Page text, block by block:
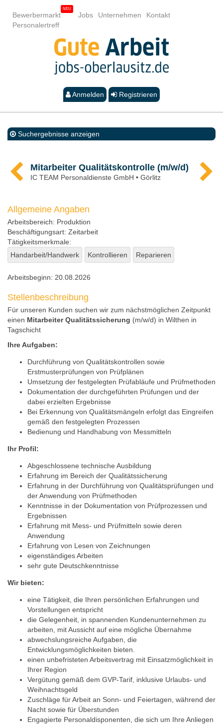
Bewerbermarkt Jobs Unternehmen
Kontakt
Personalertreff
Anmelden Registrieren
Suchergebnisse anzeigen
Mitarbeiter Qualitätskontrolle (m/w/d)
IC TEAM Personaldienste GmbH • Görlitz
Allgemeine Angaben
Arbeitsbereich: Produktion
Beschäftigungsart: Zeitarbeit
Tätigkeitsmerkmale:
Handarbeit/Handwerk
Kontrollieren Reparieren
Arbeitsbeginn: 20.08.2026
Stellenbeschreibung
Für unseren Kunden suchen wir zum nächstmöglichen Zeitpunkt
einen Mitarbeiter Qualitätssicherung (m/w/d) in Wilthen in
Tagschicht
Ihre Aufgaben:
Durchführung von Qualitätskontrollen sowie
Erstmusterprüfungen von Prüfplänen
Umsetzung der festgelegten Prüfabläufe und Prüfmethoden
Dokumentation der durchgeführten Prüfungen und der
dabei erzielten Ergebnisse
Bei Erkennung von Qualitätsmängeln erfolgt das Eingreifen
gemäß den festgelegten Prozessen
Bedienung und Handhabung von Messmitteln
Ihr Profil:
Abgeschlossene technische Ausbildung
Erfahrung im Bereich der Qualitätssicherung
Erfahrung in der Durchführung von Qualitätsprüfungen und
der Anwendung von Prüfmethoden
Kenntnisse in der Dokumentation von Prüfprozessen und
Ergebnissen
Erfahrung mit Mess- und Prüfmitteln sowie deren
Anwendung
Erfahrung von Lesen von Zeichnungen
eigenständiges Arbeiten
sehr gute Deutschkenntnisse
Wir bieten:
eine Tätigkeit, die Ihren persönlichen Erfahrungen und
Vorstellungen entspricht
die Gelegenheit, in spannenden Kundenunternehmen zu
arbeiten, mit Aussicht auf eine mögliche Übernahme
abwechslungsreiche Aufgaben, die
Entwicklungsmöglichkeiten bieten.
einen unbefristeten Arbeitsvertrag mit Einsatzmöglichkeit in
Ihrer Region
Vergütung gemäß dem GVP-Tarif, inklusive Urlaubs- und
Weihnachtsgeld
Zuschläge für Arbeit an Sonn- und Feiertagen, während der
Nacht sowie für Überstunden
Engagierte Personaldisponenten, die sich um Ihre Anliegen